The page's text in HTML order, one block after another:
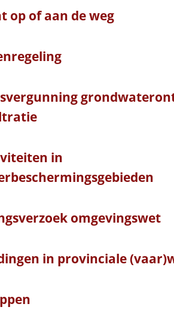
op of aan de weg
in
omgevingswet
in provinciale